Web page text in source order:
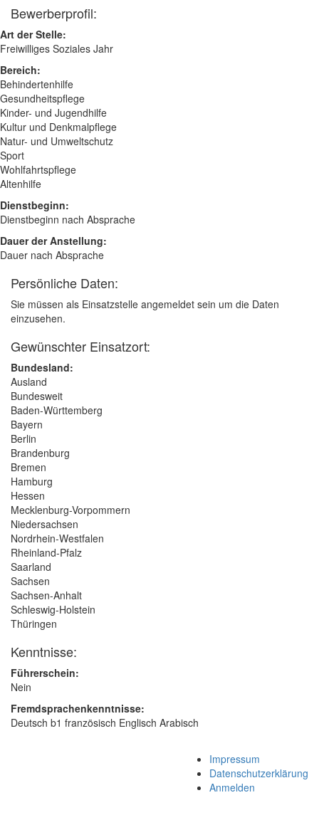
Bewerberprofil:
Art der Stelle:
Freiwilliges Soziales Jahr
Bereich:
Behindertenhilfe
Gesundheitspflege
Kinder- und Jugendhilfe
Kultur und Denkmalpflege
Natur- und Umweltschutz
Sport
Wohlfahrtspflege
Altenhilfe
Dienstbeginn:
Dienstbeginn nach Absprache
Dauer der Anstellung:
Dauer nach Absprache
Persönliche Daten:
Sie müssen als Einsatzstelle angemeldet sein um die Daten
einzusehen.
Gewünschter Einsatzort:
Bundesland:
Ausland
Bundesweit
Baden-Württemberg
Bayern
Berlin
Brandenburg
Bremen
Hamburg
Hessen
Mecklenburg-Vorpommern
Niedersachsen
Nordrhein-Westfalen
Rheinland-Pfalz
Saarland
Sachsen
Sachsen-Anhalt
Schleswig-Holstein
Thüringen
Kenntnisse:
Führerschein:
Nein
Fremdsprachenkenntnisse:
Deutsch b1 französisch Englisch Arabisch
Impressum
Datenschutzerklärung
Anmelden